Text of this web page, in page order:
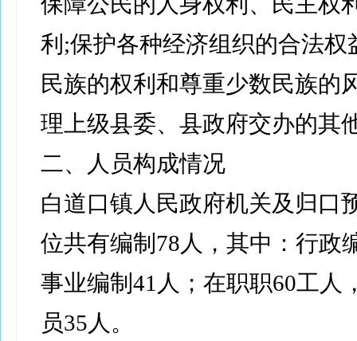
利;保护各种经济组织的合法权
民族的权利和尊重少数民族的
理上级县委、县政府交办的其
二、人员构成情况
白道口镇人民政府机关及归口
位共有编制78人，其中：行政
事业编制41人；在职职60工人
员35人。